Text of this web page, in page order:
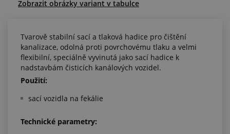
Zobrazit obrázky variant v tabulce
Tvarově stabilní sací a tlaková hadice pro čištění
kanalizace, odolná proti povrchovému tlaku a velmi
flexibilní, speciálně vyvinutá jako sací hadice k
nadstavbám čisticích kanálových vozidel.
Použití:
sací vozidla na fekálie
Technické parametry: